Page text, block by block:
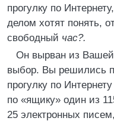
прогулку по
делом хотят понять,
свободный час?.
Он вырван из
выбор. Вы решились
прогулку по
по «ящику» один из
25 электронных